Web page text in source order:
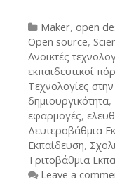
Categories
Maker, open
Open source,
Ανοικτές
εκπαιδευτικοί
Τεχνολογίες
δημιουργικότητα,
εφαρμογές,
Δευτεροβάθμια
Εκπαίδευση,
Τριτοβάθμια
Leave a